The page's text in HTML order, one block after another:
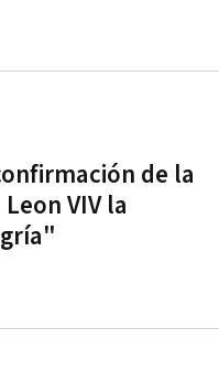
de la
VIV la